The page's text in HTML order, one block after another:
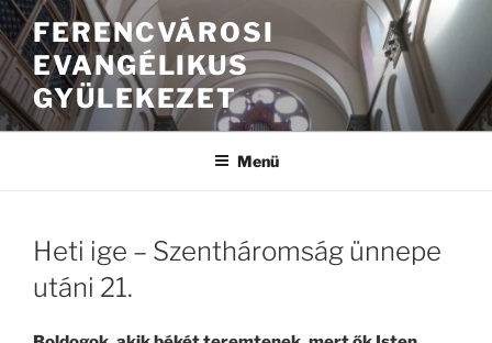
FERENCVÁROSI
EVANGÉLIKUS
GYÜLEKEZET
Menü
Heti ige – Szentháromság ünnepe
utáni 21.